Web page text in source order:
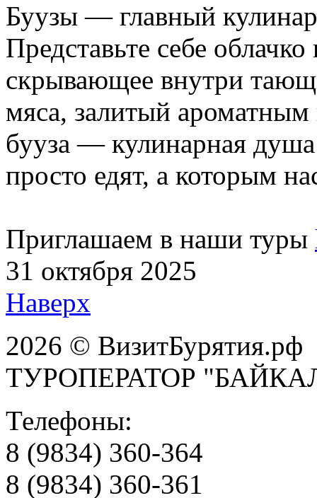
Буузы — главный
Представьте себе
скрывающее внутри
мяса, залитый
бууза — кулинарная
просто едят, а которым
Приглашаем в наши туры
31 октября 2025
Наверх
2026 © ВизитБурятия.рф
ТУРОПЕРАТОР
Телефоны:
8 (9834) 360-364
8 (9834) 360-361